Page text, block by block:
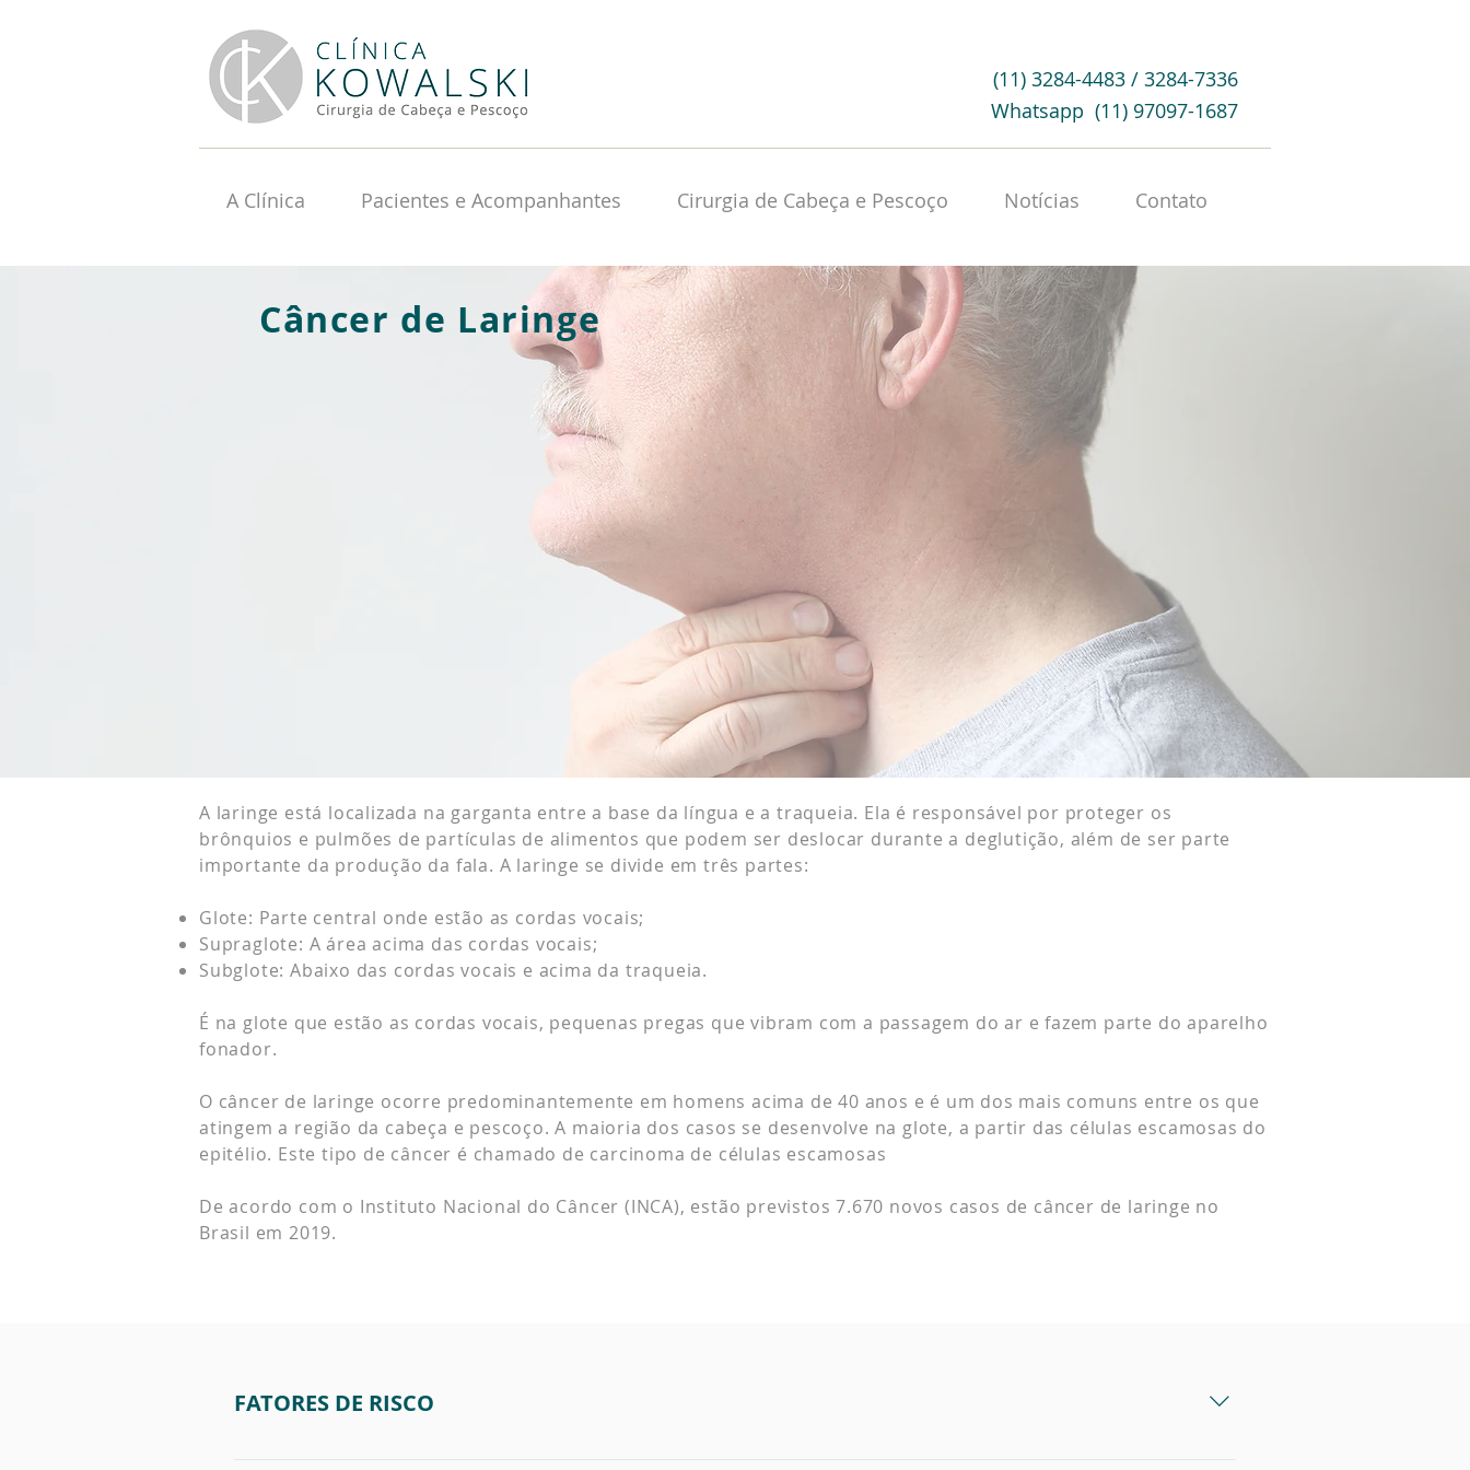
(11) 3284-4483 / 3284-7336
Whatsapp (11) 97097-1687
A Clínica Pacientes e Acompanhantes Cirurgia de Cabeça e Pescoço Notícias Contato
Câncer de Laringe
A laringe está localizada na garganta entre a base da língua e a traqueia. Ela é responsável por proteger os
brônquios e pulmões de partículas de alimentos que podem ser deslocar durante a deglutição, além de ser parte
importante da produção da fala. A laringe se divide em três partes:
Glote: Parte central onde estão as cordas vocais;
Supraglote: A área acima das cordas vocais;
Subglote: Abaixo das cordas vocais e acima da traqueia.
É na glote que estão as cordas vocais, pequenas pregas que vibram com a passagem do ar e fazem parte do aparelho
fonador.
O câncer de laringe ocorre predominantemente em homens acima de 40 anos e é um dos mais comuns entre os que
atingem a região da cabeça e pescoço. A maioria dos casos se desenvolve na glote, a partir das células escamosas do
epitélio. Este tipo de câncer é chamado de carcinoma de células escamosas
De acordo com o Instituto Nacional do Câncer (INCA), estão previstos 7.670 novos casos de câncer de laringe no
Brasil em 2019.
FATORES DE RISCO
Os principais fatores que podem ter relação com o desenvolvimento do câncer de laringe são: